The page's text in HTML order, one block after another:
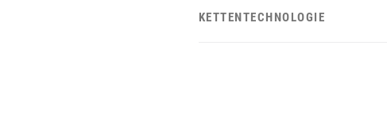
KETTENTECHNOLOGIE